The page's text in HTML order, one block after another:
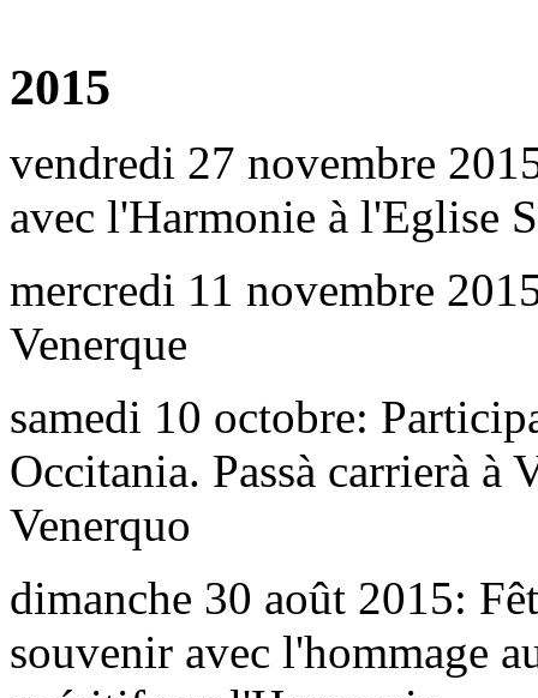
2015
vendredi 27 novembre
avec l'Harmonie à l'Eglise
mercredi 11 novembre
Venerque
samedi 10 octobre:
Occitania. Passà carrierà à
Venerquo
dimanche 30 août 2015:
souvenir avec l'hommage